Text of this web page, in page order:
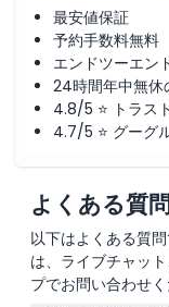
引換方法
キャンセルポリシー
最安値保証
予約手数料無料
エンドツーエン
24時間年中無休
4.8/5 ⭐ トラス
4.7/5 ⭐ グーグ
よくある質
以下はよくある質
は、ライブチャッ
プでお問い合わせく